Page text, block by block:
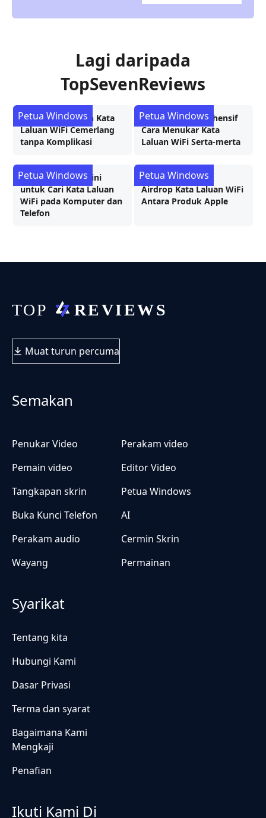
Lagi daripada
TopSevenReviews
Proses Pemulihan Kata
Laluan WiFi Cemerlang
tanpa Komplikasi
Petua Windows
Panduan Komprehensif
Cara Menukar Kata
Laluan WiFi Serta-merta
Petua Windows
5 Cara Dikemas Kini
untuk Cari Kata Laluan
WiFi pada Komputer dan
Telefon
Petua Windows
Bagaimana untuk
Airdrop Kata Laluan WiFi
Antara Produk Apple
Petua Windows
Muat turun percuma
Semakan
Penukar Video
Perakam video
Pemain video
Editor Video
Tangkapan skrin
Petua Windows
Buka Kunci Telefon
AI
Perakam audio
Cermin Skrin
Wayang
Permainan
Syarikat
Tentang kita
Hubungi Kami
Dasar Privasi
Terma dan syarat
Bagaimana Kami
Mengkaji
Penafian
Ikuti Kami Di